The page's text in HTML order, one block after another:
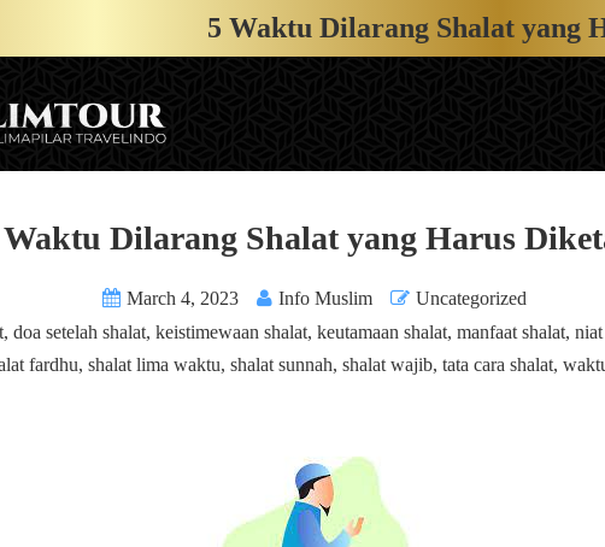
5 Waktu Dilarang Shalat yang
Waktu Dilarang Shalat yang Harus
March 4, 2023 Info Muslim
Uncategorized
,doa setelah shalat,keistimewaan shalat,keutamaan shalat,manfaat shalat,
fardhu, shalat lima waktu, shalat sunnah, shalat wajib, tata cara shalat,